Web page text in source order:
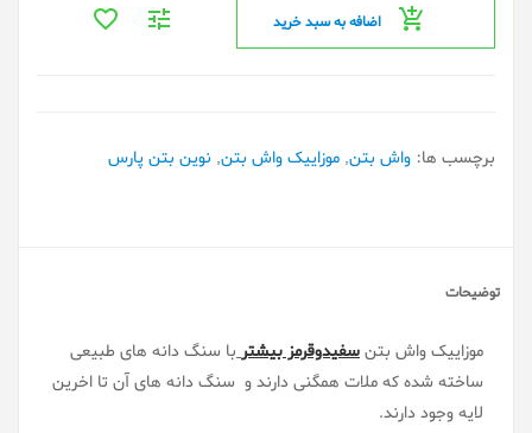
اضافه به سبد خرید
برچسب ها: واش بتن, موزاییک واش بتن, نوین بتن پارس
توضیحات
موزاییک واش بتنسفیدوقرمز بیشتر با سنگ دانه های طبیعی
ساخته شده که ملات همگنی دارند و سنگ دانه های آن تا اخرین
لایه وجود دارند.